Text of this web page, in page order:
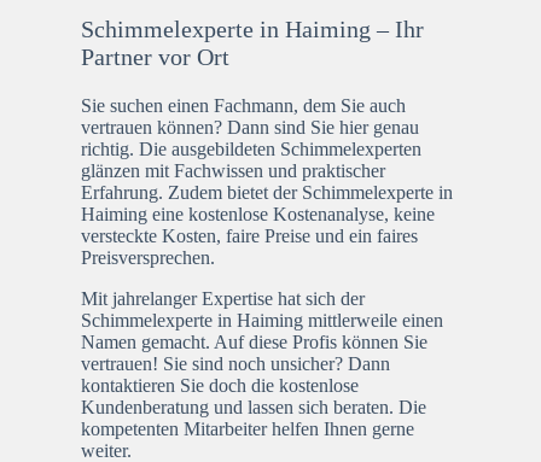
Schimmelexperte in Haiming – Ihr
Partner vor Ort
Sie suchen einen Fachmann, dem Sie auch
vertrauen können? Dann sind Sie hier genau
richtig. Die ausgebildeten Schimmelexperten
glänzen mit Fachwissen und praktischer
Erfahrung. Zudem bietet der Schimmelexperte in
Haiming eine kostenlose Kostenanalyse, keine
versteckte Kosten, faire Preise und ein faires
Preisversprechen.
Mit jahrelanger Expertise hat sich der
Schimmelexperte in Haiming mittlerweile einen
Namen gemacht. Auf diese Profis können Sie
vertrauen! Sie sind noch unsicher? Dann
kontaktieren Sie doch die kostenlose
Kundenberatung und lassen sich beraten. Die
kompetenten Mitarbeiter helfen Ihnen gerne
weiter.